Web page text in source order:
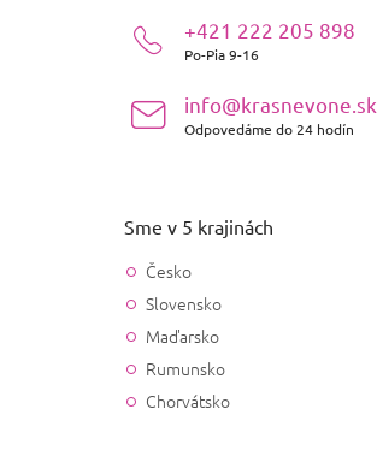
+421 222 205 898
Po-Pia 9-16
info@krasnevone.sk
Odpovedáme do 24 hodín
Sme v 5 krajinách
Česko
Slovensko
Maďarsko
Rumunsko
Chorvátsko